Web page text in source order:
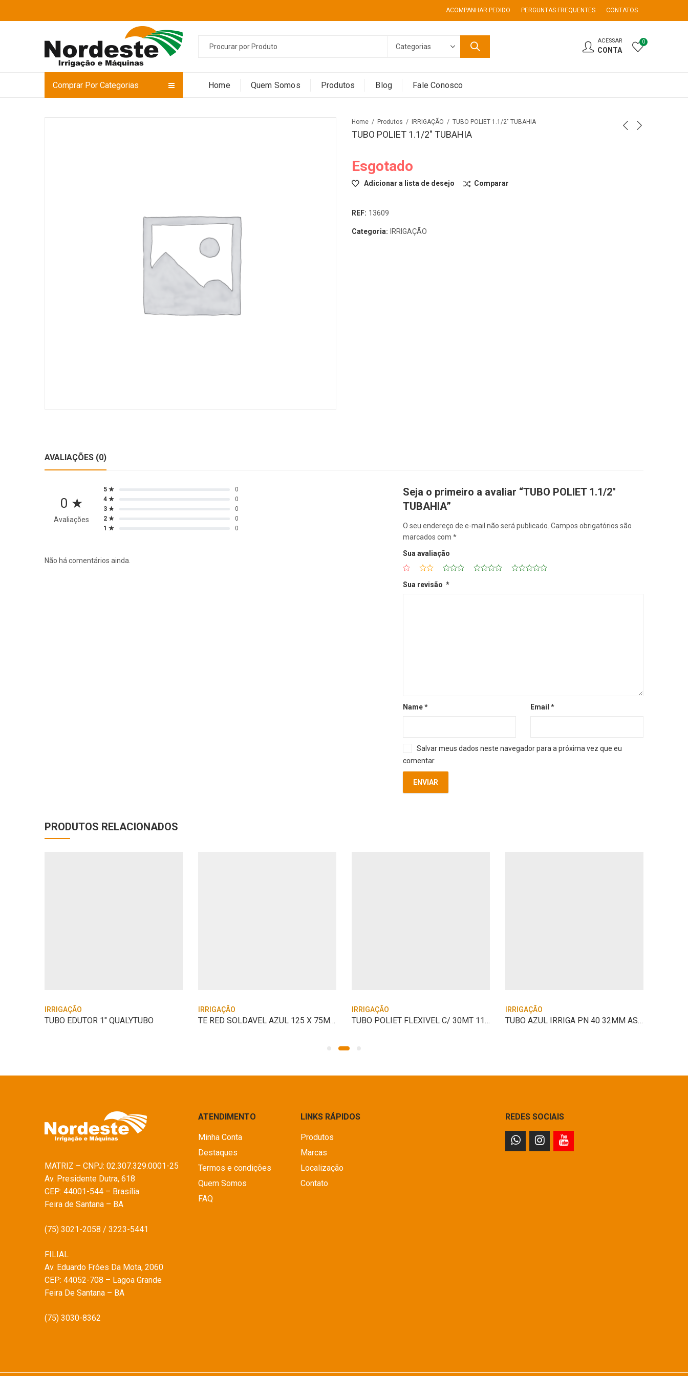
ACOMPANHAR PEDIDO PERGUNTAS FREQUENTES CONTATOS
ACESSAR
CONTA
0
Comprar Por Categorias Home Quem Somos Produtos Blog Fale Conosco
Home Produtos IRRIGAÇÃO TUBO POLIET 1.1/2″ TUBAHIA
TUBO POLIET 1.1/2″ TUBAHIA
Esgotado
Adicionar a lista de desejo Comparar
REF: 13609
Categoria: IRRIGAÇÃO
AVALIAÇÕES (0)
0 ★
Avaliações
5 ★
0
4 ★
0
3 ★
0
2 ★
0
1 ★
0
Não há comentários ainda.
Seja o primeiro a avaliar “TUBO POLIET 1.1/2″
TUBAHIA”
O seu endereço de e-mail não será publicado. Campos obrigatórios são
marcados com *
Sua avaliação
Sua revisão *
Name* Email *
Salvar meus dados neste navegador para a próxima vez que eu
comentar.
PRODUTOS RELACIONADOS
IRRIGAÇÃO
TUBO EDUTOR 1″ QUALYTUBO
IRRIGAÇÃO
TE RED SOLDAVEL AZUL 125 X 75MM PTI
IRRIGAÇÃO
TUBO POLIET FLEXIVEL C/ 30MT 11,8MM PLAS
IRRIGAÇÃO
TUBO AZUL IRRIGA PN 40 32MM ASPERBRAS
MATRIZ – CNPJ: 02.307.329.0001-25
Av. Presidente Dutra, 618
CEP: 44001-544 – Brasília
Feira de Santana – BA
(75) 3021-2058 / 3223-5441
FILIAL
Av. Eduardo Fróes Da Mota, 2060
CEP: 44052-708 – Lagoa Grande
Feira De Santana – BA
(75) 3030-8362
ATENDIMENTO
Minha Conta
Destaques
Termos e condições
Quem Somos
FAQ
LINKS RÁPIDOS
Produtos
Marcas
Localização
Contato
REDES SOCIAIS